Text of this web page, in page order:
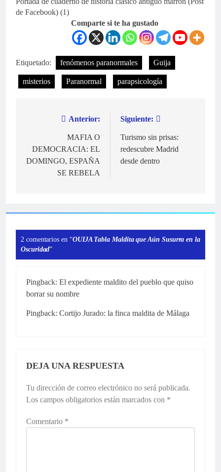
de Facebook) (1)
Comparte si te ha gustado
Etiquetado: fenómenos paranormales Guija
misterios Paranormal parapsicología
Navegación
entradas
Anterior:
MAFIA O
DEMOCRACIA: EL
DOMINGO, ESPAÑA
SE REBELA
Siguiente:
Turismo sin prisas:
redescubre Madrid
desde dentro
2 comentarios en “OUIJA Tabla Maldita que Aún Susurra en la
Oscuridad”
Pingback: El expediente maldito del pueblo que quiso
borrar su nombre
Pingback: Cortijo Jurado: la finca maldita de Málaga
DEJA UNA RESPUESTA
Tu dirección de correo electrónico no será publicada.
Los campos obligatorios están marcados con *
Comentario *